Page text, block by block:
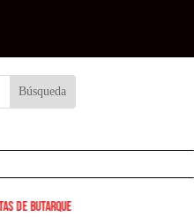
Butarque 2026 arrancan este